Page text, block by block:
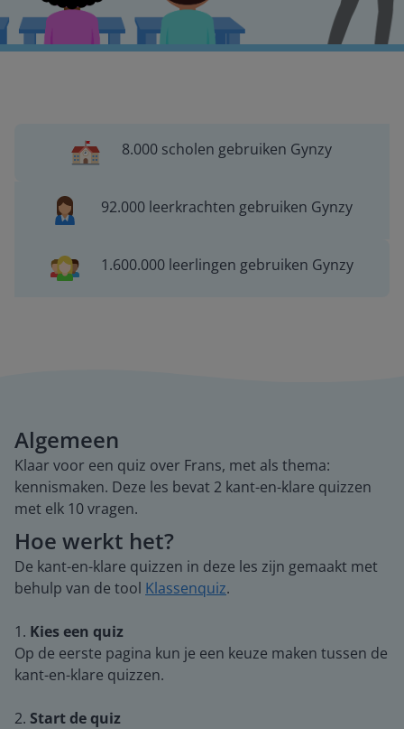
8.000 scholen gebruiken Gynzy
92.000 leerkrachten gebruiken Gynzy
1.600.000 leerlingen gebruiken Gynzy
Algemeen
Klaar voor een quiz over Frans, met als thema:
kennismaken. Deze les bevat 2 kant-en-klare quizzen
met elk 10 vragen.
Hoe werkt het?
De kant-en-klare quizzen in deze les zijn gemaakt met
behulp van de tool Klassenquiz.
1. Kies een quiz
Op de eerste pagina kun je een keuze maken tussen de
kant-en-klare quizzen.
2. Start de quiz